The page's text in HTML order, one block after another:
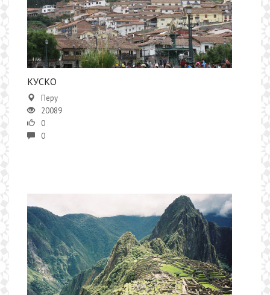
КУСКО
Перу
20089
0
0